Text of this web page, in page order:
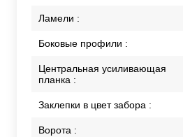
Ламели :
Боковые профили :
Центральная усиливающая
планка :
Заклепки в цвет забора :
Ворота :